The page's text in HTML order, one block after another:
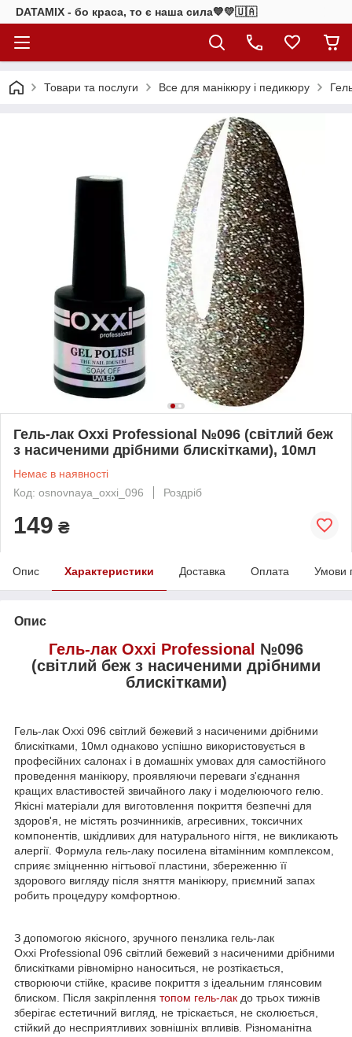
DATAMIX - бо краcа, то є наша сила​💙💛🇺🇦​
Товари та послуги Все для манікюру і педикюру
Гель-лак Oxxi Professional №096 (світлий беж
з насиченими дрібними блискітками), 10мл
Немає в наявності
Код: osnovnaya_oxxi_096
Роздріб
149 ₴
Опис Характеристики Доставка Оплата Умови
Опис
Гель-лак Oxxi Professional №096
(світлий беж з насиченими дрібними
блискітками)
Гель-лак Oxxi 096 світлий бежевий з насиченими дрібними
блискітками, 10мл однаково успішно використовується в
професійних салонах і в домашніх умовах для самостійного
проведення манікюру, проявляючи переваги з'єднання
кращих властивостей звичайного лаку і моделюючого гелю.
Якісні матеріали для виготовлення покриття безпечні для
здоров'я, не містять розчинників, агресивних, токсичних
компонентів, шкідливих для натурального нігтя, не викликають
алергії. Формула гель-лаку посилена вітамінним комплексом,
сприяє зміцненню нігтьової пластини, збереженню її
здорового вигляду після зняття манікюру, приємний запах
робить процедуру комфортною.
З допомогою якісного, зручного пензлика гель-лак
Oxxi Professional 096 світлий бежевий з насиченими дрібними
блискітками рівномірно наноситься, не розтікається,
створюючи стійке, красиве покриття з ідеальним глянсовим
блиском. Після закріплення топом гель-лак до трьох тижнів
зберігає естетичний вигляд, не тріскається, не сколюється,
стійкий до несприятливих зовнішніх впливів. Різноманітна